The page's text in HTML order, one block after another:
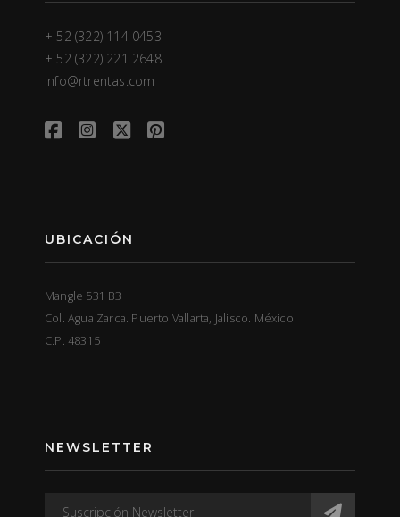
+ 52 (322) 114 0453
+ 52 (322) 221 2648
info@rtrentas.com
UBICACIÓN
Mangle 531 B3
Col. Agua Zarca. Puerto Vallarta, Jalisco. México
C.P. 48315
NEWSLETTER